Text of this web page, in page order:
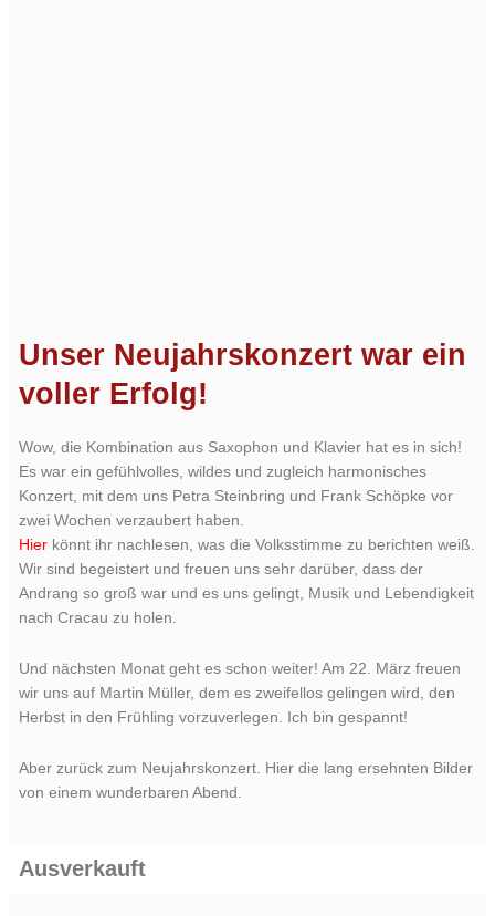
Unser Neujahrskonzert war ein
voller Erfolg!
Wow, die Kombination aus Saxophon und Klavier hat es in sich!
Es war ein gefühlvolles, wildes und zugleich harmonisches
Konzert, mit dem uns Petra Steinbring und Frank Schöpke vor
zwei Wochen verzaubert haben.
Hier könnt ihr nachlesen, was die Volksstimme zu berichten weiß.
Wir sind begeistert und freuen uns sehr darüber, dass der
Andrang so groß war und es uns gelingt, Musik und Lebendigkeit
nach Cracau zu holen.
Und nächsten Monat geht es schon weiter! Am 22. März freuen
wir uns auf Martin Müller, dem es zweifellos gelingen wird, den
Herbst in den Frühling vorzuverlegen. Ich bin gespannt!
Aber zurück zum Neujahrskonzert. Hier die lang ersehnten Bilder
von einem wunderbaren Abend.
Ausverkauft